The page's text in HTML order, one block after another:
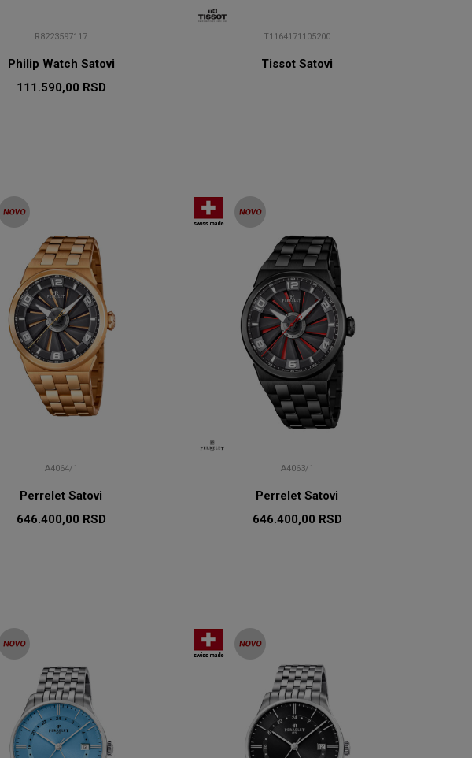
R8223597117
Philip Watch Satovi
111.590,00 RSD
T1164171105200
Tissot Satovi
A4064/1
Perrelet Satovi
646.400,00 RSD
A4063/1
Perrelet Satovi
646.400,00 RSD